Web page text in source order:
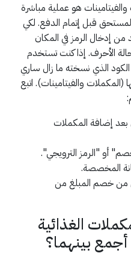
هو عملية مباشرة
قبل إتمام الدفع. لكي
إدخال الرمز في المكان
الأحرف. إذا كنت تستخدم
الذي نسخته ما زال ساري
(المكملات والفيتامينات). اتبع
إضافة المكملات
أو "الرمز الترويجي".
المخصصة.
من خصم المبلغ من
الغذائية
بينهما؟